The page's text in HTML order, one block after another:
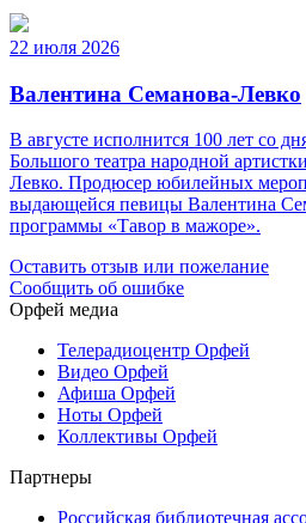
22 июля 2026
Валентина Семанова-Левко
В августе исполнится 100 лет со
Большого театра народной
Левко. Продюсер юбилейных
выдающейся певицы Валентина
программы «Тавор в мажоре».
Оставить отзыв или пожелание
Сообщить об ошибке
Орфей медиа
Телерадиоцентр Орфей
Видео Орфей
Афиша Орфей
Ноты Орфей
Коллективы Орфей
Партнеры
Российская библиотечная